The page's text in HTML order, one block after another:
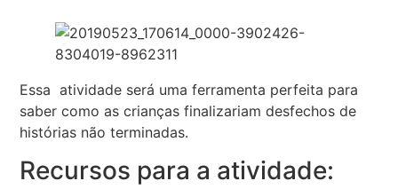
Essa atividade será uma ferramenta perfeita para
saber como as crianças finalizariam desfechos de
histórias não terminadas.
Recursos para a atividade: